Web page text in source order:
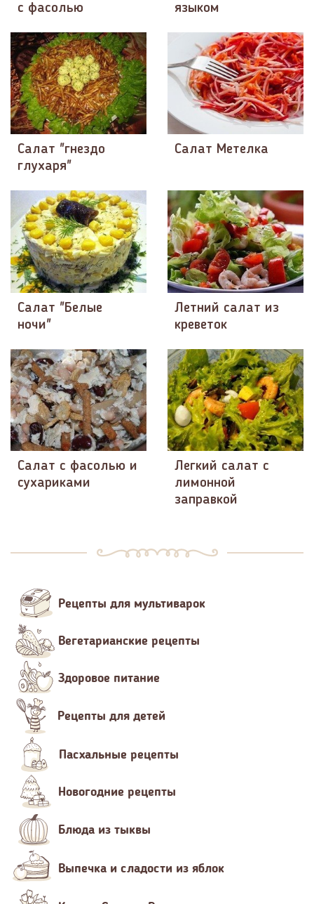
с фасолью
языком
Салат "гнездо
глухаря"
Салат Метелка
Салат "Белые
ночи"
Летний салат из
креветок
Салат с фасолью и
сухариками
Легкий салат с
лимонной
заправкой
Рецепты для мультиварок
Вегетарианские рецепты
Здоровое питание
Рецепты для детей
Пасхальные рецепты
Новогодние рецепты
Блюда из тыквы
Выпечка и сладости из яблок